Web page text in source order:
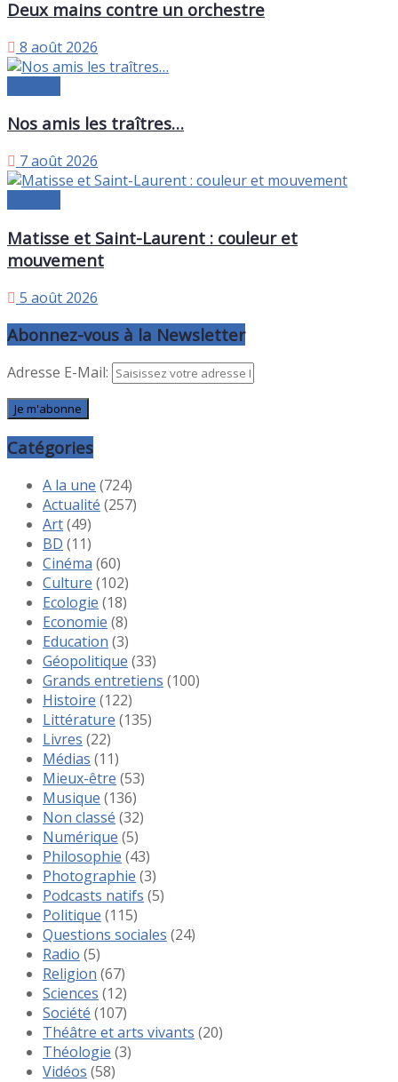
Deux mains contre un orchestre
8 août 2026
Nos amis les traîtres…
7 août 2026
Matisse et Saint-Laurent : couleur et
mouvement
5 août 2026
Abonnez-vous à la Newsletter
Adresse E-Mail:
Catégories
A la une (724)
Actualité (257)
Art(49)
BD (11)
Cinéma (60)
Culture (102)
Ecologie (18)
Economie (8)
Education (3)
Géopolitique (33)
Grands entretiens (100)
Histoire (122)
Littérature (135)
Livres (22)
Médias (11)
Mieux-être (53)
Musique (136)
Non classé (32)
Numérique (5)
Philosophie (43)
Photographie (3)
Podcasts natifs (5)
Politique (115)
Questions sociales (24)
Radio (5)
Religion (67)
Sciences (12)
Société (107)
Théâtre et arts vivants (20)
Théologie (3)
Vidéos (58)